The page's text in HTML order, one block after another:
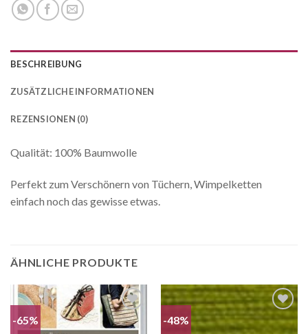
BESCHREIBUNG
ZUSÄTZLICHE INFORMATIONEN
REZENSIONEN (0)
Qualität: 100% Baumwolle
Perfekt zum Verschönern von Tüchern, Wimpelketten
einfach noch das gewisse etwas.
ÄHNLICHE PRODUKTE
-65%
Auf die
Wunschliste
-48%
Auf die
Wunschliste